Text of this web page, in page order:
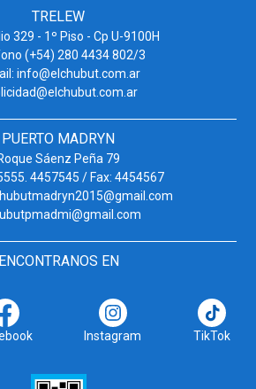
TRELEW
329 - 1º Piso - Cp U-9100H
(+54) 280 4434 802/3
info@elchubut.com.ar
PUERTO MADRYN
Sáenz Peña 79
4457545 / Fax: 4454567
ENCONTRANOS EN
Instagram TikTok